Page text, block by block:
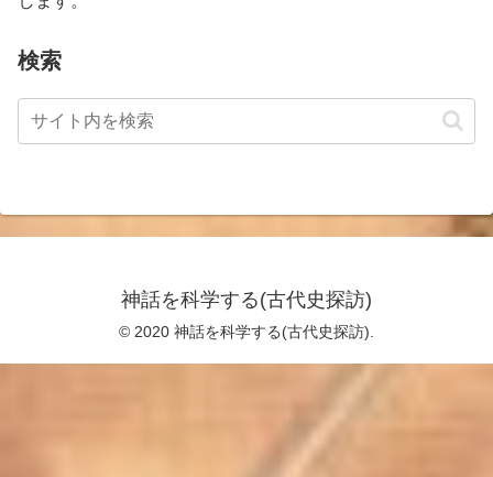
検索
神話を科学する(古代史探訪)
© 2020 神話を科学する(古代史探訪).